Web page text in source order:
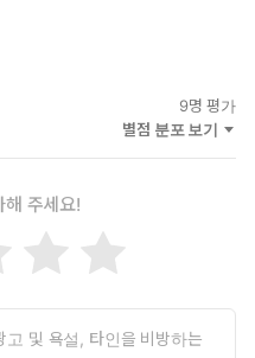
9명 평가
별점 분포 보기
해 주세요!